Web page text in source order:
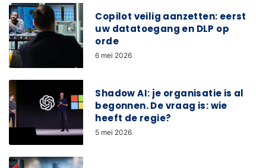
Copilot veilig aanzetten: eerst
uw datatoegang en DLP op
orde
6 mei 2026
Shadow AI: je organisatie is al
begonnen. De vraag is: wie
heeft de regie?
5 mei 2026